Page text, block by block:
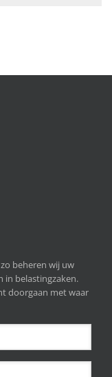
beheren wij uw
in belastingzaken.
doorgaan met waar